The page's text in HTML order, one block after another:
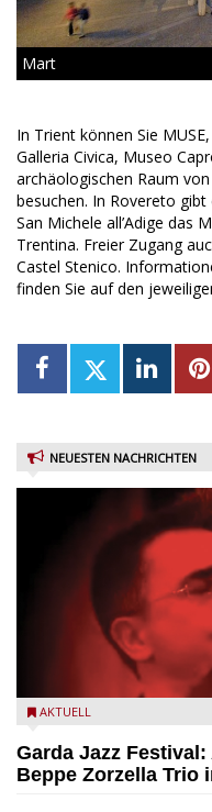
Mart
In Trient können Sie
Galleria Civica, Museo
archäologischen Raum
besuchen. In Rovereto
San Michele all’Adige das
Trentina. Freier Zugang
Castel Stenico.
finden Sie auf den
NEUESTEN NACHRICHTEN
Beppe Zorzella Trio zu
AKTUELL
Garda Jazz
Beppe Zorzella Trio